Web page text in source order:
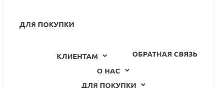
ДЛЯ ПОКУПКИ
ОБРАТНАЯ СВЯЗЬ
КЛИЕНТАМ
О НАС
ДЛЯ ПОКУПКИ